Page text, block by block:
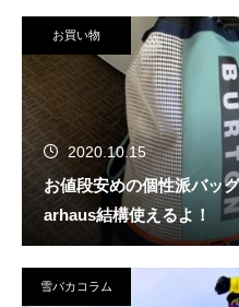
お買い物
2020.10.15
お値段安めの個性派バッ
arhaus結構使えるよ！
雪バカコラム